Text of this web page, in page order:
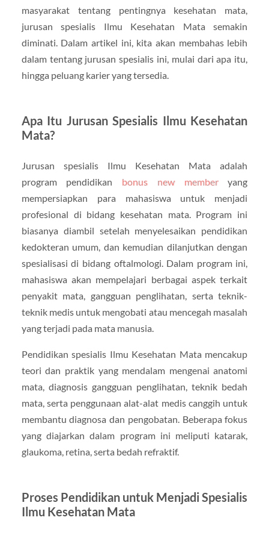
masyarakat tentang pentingnya kesehatan mata,
jurusan spesialis Ilmu Kesehatan Mata semakin
diminati. Dalam artikel ini, kita akan membahas lebih
dalam tentang jurusan spesialis ini, mulai dari apa itu,
hingga peluang karier yang tersedia.
Apa Itu Jurusan Spesialis Ilmu Kesehatan
Mata?
Jurusan spesialis Ilmu Kesehatan Mata adalah
program pendidikan bonus new memberyang
mempersiapkan para mahasiswa untuk menjadi
profesional di bidang kesehatan mata. Program ini
biasanya diambil setelah menyelesaikan pendidikan
kedokteran umum, dan kemudian dilanjutkan dengan
spesialisasi di bidang oftalmologi. Dalam program ini,
mahasiswa akan mempelajari berbagai aspek terkait
penyakit mata, gangguan penglihatan, serta teknik-
teknik medis untuk mengobati atau mencegah masalah
yang terjadi pada mata manusia.
Pendidikan spesialis Ilmu Kesehatan Mata mencakup
teori dan praktik yang mendalam mengenai anatomi
mata, diagnosis gangguan penglihatan, teknik bedah
mata, serta penggunaan alat-alat medis canggih untuk
membantu diagnosa dan pengobatan. Beberapa fokus
yang diajarkan dalam program ini meliputi katarak,
glaukoma, retina, serta bedah refraktif.
Proses Pendidikan untuk Menjadi Spesialis
Ilmu Kesehatan Mata